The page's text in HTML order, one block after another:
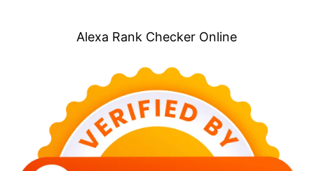
Alexa Rank Checker Online